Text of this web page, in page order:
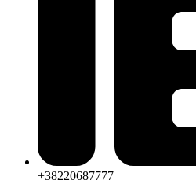
+38220687777